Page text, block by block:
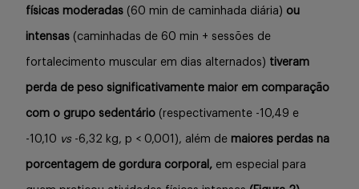
físicas moderadas (60 min de caminhada diária) ou
intensas (caminhadas de 60 min + sessões de
fortalecimento muscular em dias alternados) tiveram
perda de peso significativamente maior em comparação
com o grupo sedentário (respectivamente -10,49 e
-10,10 vs -6,32 kg, p < 0,001), além de maiores perdas na
porcentagem de gordura corporal, em especial para